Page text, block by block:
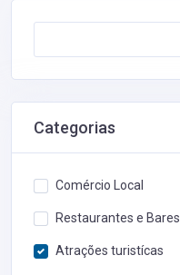
Categorias
Comércio Local
Restaurantes e Bares
Atrações turistícas